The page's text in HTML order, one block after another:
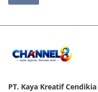
PT. Kaya Kreatif